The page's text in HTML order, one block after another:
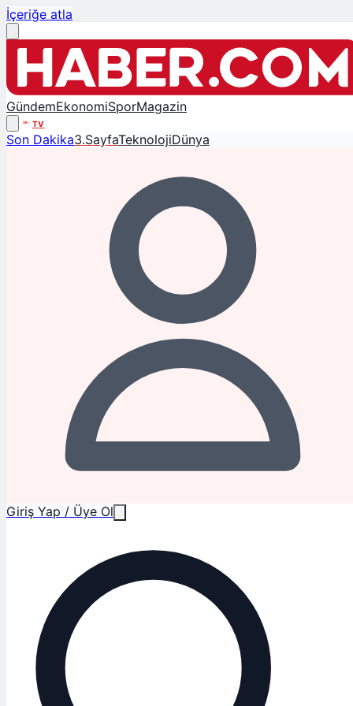
İçeriğe atla
GündemEkonomiSporMagazin
TV
Son Dakika3.SayfaTeknolojiDünya
Giriş Yap / Üye Ol